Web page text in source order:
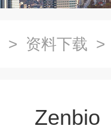
> 资料下载 >
Zenbio